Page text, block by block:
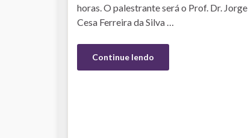
horas. O palestrante será o Prof. Dr. Jorge
Cesa Ferreira da Silva …
Continue lendo